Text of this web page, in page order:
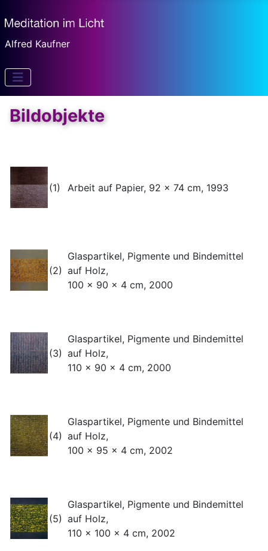
Alfred Kaufner
Bildobjekte
(1) Arbeit auf Papier, 92 x 74 cm, 1993
(2)
Glaspartikel, Pigmente und Bindemittel
auf Holz,
100 x 90 x 4 cm, 2000
(3)
Glaspartikel, Pigmente und Bindemittel
auf Holz,
110 x 90 x 4 cm, 2000
(4)
Glaspartikel, Pigmente und Bindemittel
auf Holz,
100 x 95 x 4 cm, 2002
(5)
Glaspartikel, Pigmente und Bindemittel
auf Holz,
110 x 100 x 4 cm, 2002